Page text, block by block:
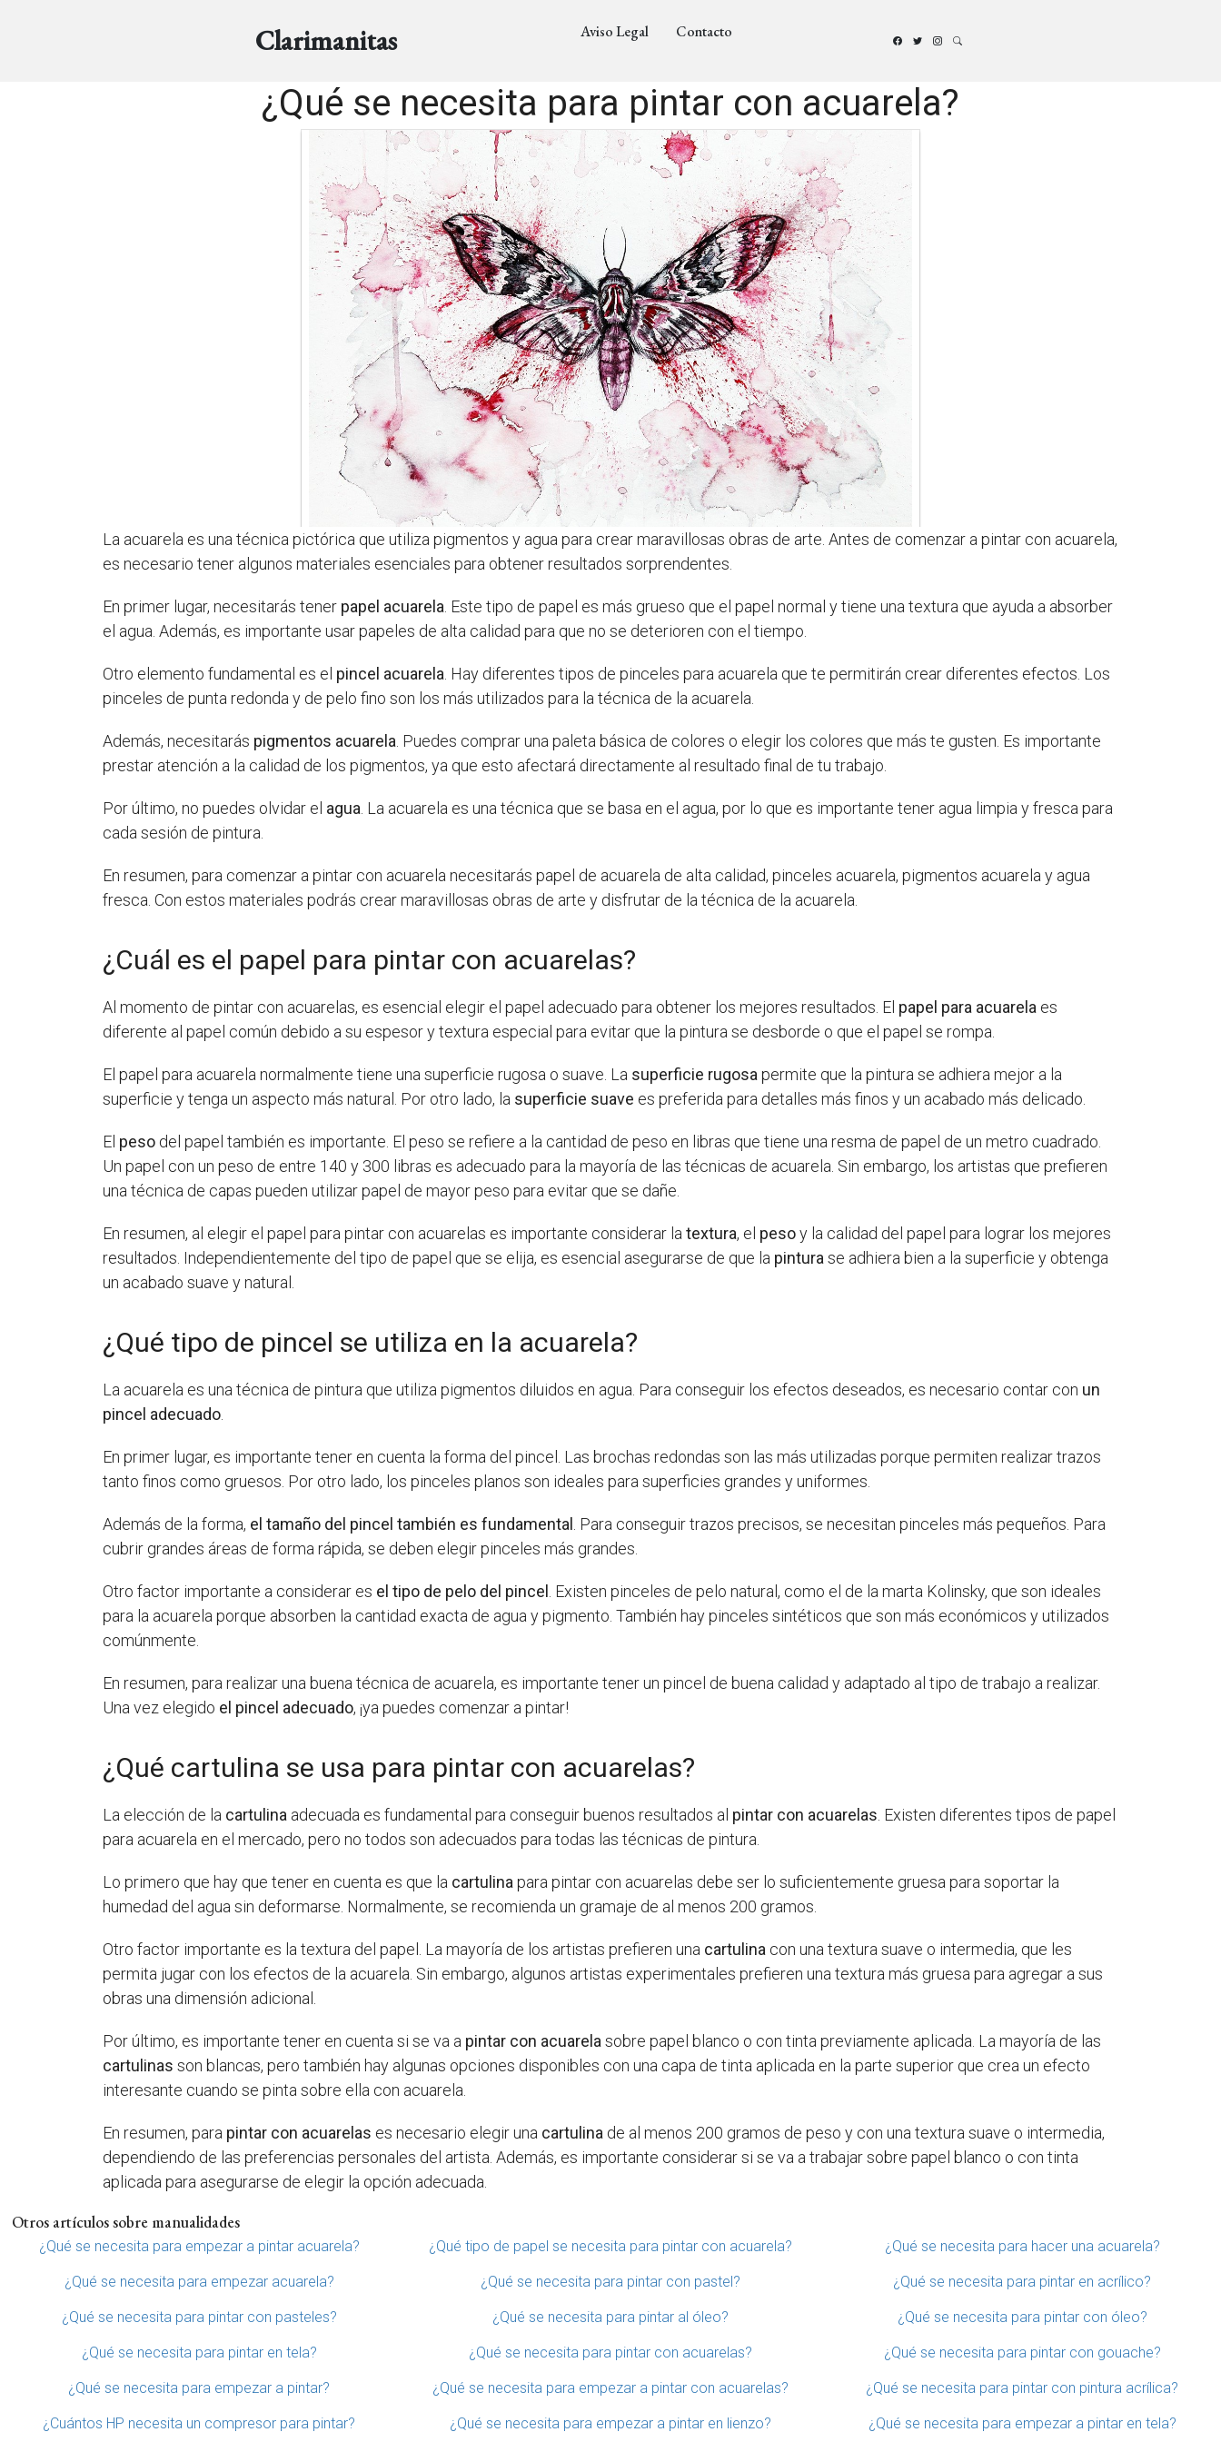
Clarimanitas Aviso Legal Contacto
¿Qué se necesita para pintar con acuarela?
La acuarela es una técnica pictórica que utiliza pigmentos y agua para crear maravillosas obras de arte. Antes de comenzar a pintar con acuarela,
es necesario tener algunos materiales esenciales para obtener resultados sorprendentes.
En primer lugar, necesitarás tener papel acuarela . Este tipo de papel es más grueso que el papel normal y tiene una textura que ayuda a absorber
el agua. Además, es importante usar papeles de alta calidad para que no se deterioren con el tiempo.
Otro elemento fundamental es el pincel acuarela . Hay diferentes tipos de pinceles para acuarela que te permitirán crear diferentes efectos. Los
pinceles de punta redonda y de pelo fino son los más utilizados para la técnica de la acuarela.
Además, necesitarás pigmentos acuarela . Puedes comprar una paleta básica de colores o elegir los colores que más te gusten. Es importante
prestar atención a la calidad de los pigmentos, ya que esto afectará directamente al resultado final de tu trabajo.
Por último, no puedes olvidar el agua . La acuarela es una técnica que se basa en el agua, por lo que es importante tener agua limpia y fresca para
cada sesión de pintura.
En resumen, para comenzar a pintar con acuarela necesitarás papel de acuarela de alta calidad, pinceles acuarela, pigmentos acuarela y agua
fresca. Con estos materiales podrás crear maravillosas obras de arte y disfrutar de la técnica de la acuarela.
¿Cuál es el papel para pintar con acuarelas?
Al momento de pintar con acuarelas, es esencial elegir el papel adecuado para obtener los mejores resultados. El papel para acuarela es
diferente al papel común debido a su espesor y textura especial para evitar que la pintura se desborde o que el papel se rompa.
El papel para acuarela normalmente tiene una superficie rugosa o suave. La superficie rugosa permite que la pintura se adhiera mejor a la
superficie y tenga un aspecto más natural. Por otro lado, la superficie suave es preferida para detalles más finos y un acabado más delicado.
El peso del papel también es importante. El peso se refiere a la cantidad de peso en libras que tiene una resma de papel de un metro cuadrado.
Un papel con un peso de entre 140 y 300 libras es adecuado para la mayoría de las técnicas de acuarela. Sin embargo, los artistas que prefieren
una técnica de capas pueden utilizar papel de mayor peso para evitar que se dañe.
En resumen, al elegir el papel para pintar con acuarelas es importante considerar latextura, el pesoy la calidad del papel para lograr los mejores
resultados. Independientemente del tipo de papel que se elija, es esencial asegurarse de que la pintura se adhiera bien a la superficie y obtenga
un acabado suave y natural.
¿Qué tipo de pincel se utiliza en la acuarela?
La acuarela es una técnica de pintura que utiliza pigmentos diluidos en agua. Para conseguir los efectos deseados, es necesario contar con un
pincel adecuado
En primer lugar, es importante tener en cuenta la forma del pincel. Las brochas redondas son las más utilizadas porque permiten realizar trazos
tanto finos como gruesos. Por otro lado, los pinceles planos son ideales para superficies grandes y uniformes.
Además de la forma, el tamaño del pincel también es fundamental
. Para conseguir trazos precisos, se necesitan pinceles más pequeños. Para
cubrir grandes áreas de forma rápida, se deben elegir pinceles más grandes.
Otro factor importante a considerar es el tipo de pelo del pincel
. Existen pinceles de pelo natural, como el de la marta Kolinsky, que son ideales
para la acuarela porque absorben la cantidad exacta de agua y pigmento. También hay pinceles sintéticos que son más económicos y utilizados
comúnmente.
En resumen, para realizar una buena técnica de acuarela, es importante tener un pincel de buena calidad y adaptado al tipo de trabajo a realizar.
Una vez elegido el pincel adecuado, ¡ya puedes comenzar a pintar!
¿Qué cartulina se usa para pintar con acuarelas?
La elección de la cartulina adecuada es fundamental para conseguir buenos resultados al pintar con acuarelas . Existen diferentes tipos de papel
para acuarela en el mercado, pero no todos son adecuados para todas las técnicas de pintura.
Lo primero que hay que tener en cuenta es que la cartulina para pintar con acuarelas debe ser lo suficientemente gruesa para soportar la
humedad del agua sin deformarse. Normalmente, se recomienda un gramaje de al menos 200 gramos.
Otro factor importante es la textura del papel. La mayoría de los artistas prefieren una cartulina con una textura suave o intermedia, que les
permita jugar con los efectos de la acuarela. Sin embargo, algunos artistas experimentales prefieren una textura más gruesa para agregar a sus
obras una dimensión adicional.
Por último, es importante tener en cuenta si se va a pintar con acuarela sobre papel blanco o con tinta previamente aplicada. La mayoría de las
cartulinas son blancas, pero también hay algunas opciones disponibles con una capa de tinta aplicada en la parte superior que crea un efecto
interesante cuando se pinta sobre ella con acuarela.
En resumen, para pintar con acuarelas es necesario elegir una cartulina de al menos 200 gramos de peso y con una textura suave o intermedia,
dependiendo de las preferencias personales del artista. Además, es importante considerar si se va a trabajar sobre papel blanco o con tinta
aplicada para asegurarse de elegir la opción adecuada.
Otros artículos sobre manualidades
¿Qué se necesita para empezar a pintar acuarela? ¿Qué tipo de papel se necesita para pintar con acuarela? ¿Qué se necesita para hacer una acuarela?
¿Qué se necesita para empezar acuarela? ¿Qué se necesita para pintar con pastel? ¿Qué se necesita para pintar en acrílico?
¿Qué se necesita para pintar con pasteles? ¿Qué se necesita para pintar al óleo? ¿Qué se necesita para pintar con óleo?
¿Qué se necesita para pintar en tela? ¿Qué se necesita para pintar con acuarelas? ¿Qué se necesita para pintar con gouache?
¿Qué se necesita para empezar a pintar? ¿Qué se necesita para empezar a pintar con acuarelas? ¿Qué se necesita para pintar con pintura acrílica?
¿Cuántos HP necesita un compresor para pintar? ¿Qué se necesita para empezar a pintar en lienzo? ¿Qué se necesita para empezar a pintar en tela?